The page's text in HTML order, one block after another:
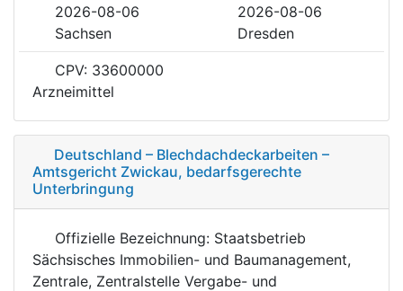
2026-08-06
2026-08-06
Sachsen
Dresden
CPV: 33600000
Arzneimittel
Deutschland – Blechdachdeckarbeiten –
Amtsgericht Zwickau, bedarfsgerechte
Unterbringung
Offizielle Bezeichnung: Staatsbetrieb
Sächsisches Immobilien- und Baumanagement,
Zentrale, Zentralstelle Vergabe- und